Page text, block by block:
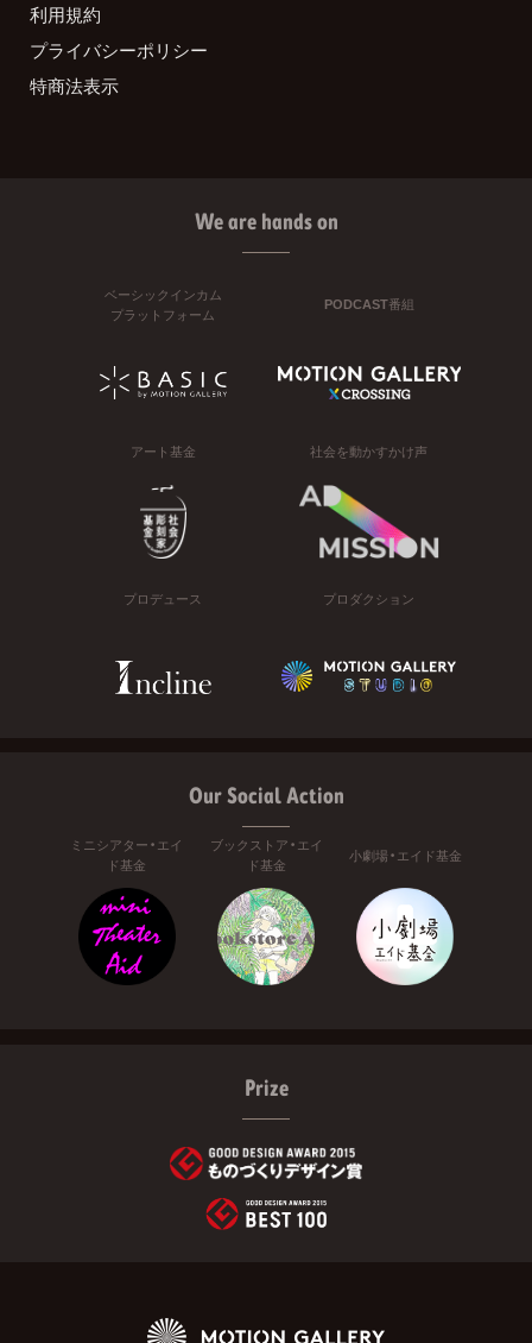
利用規約
プライバシーポリシー
特商法表示
We are hands on
ベーシックインカム
プラットフォーム
PODCAST番組
アート基金 社会を動かすかけ声
プロデュース プロダクション
Our Social Action
ミニシアター・エイ
ド基金
ブックストア・エイ
ド基金
小劇場・エイド基金
Prize